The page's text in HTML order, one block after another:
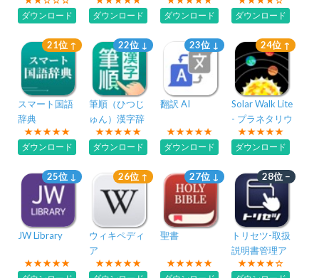
ダウンロード ダウンロード ダウンロード ダウンロード
21位 ↑
スマート国語
辞典
ダウンロード
22位 ↓
筆順（ひつじ
ゅん）漢字辞
典
ダウンロード
23位 ↓
翻訳 AI
ダウンロード
24位 ↑
Solar Walk Lite
- プラネタリウ
ム 3D
ダウンロード
25位 ↓
JW Library
26位 ↑
ウィキペディ
ア
27位 ↓
聖書
28位 −
トリセツ-取扱
説明書管理ア
プリ